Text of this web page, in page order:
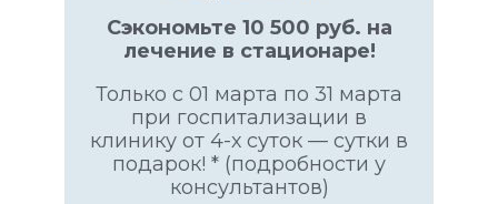
А
С
Е
Д
С
Т
В
Сэкономьте 10 500 руб. на
лечение в стационаре!
Только с 01 марта по 31 марта
при госпитализации в
клинику от 4-х суток — сутки в
подарок! * (подробности у
консультантов)